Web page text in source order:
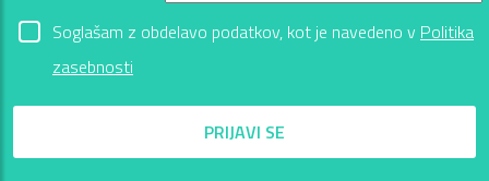
Soglašam z obdelavo podatkov, kot je navedeno v Politika
zasebnosti
PRIJAVI SE